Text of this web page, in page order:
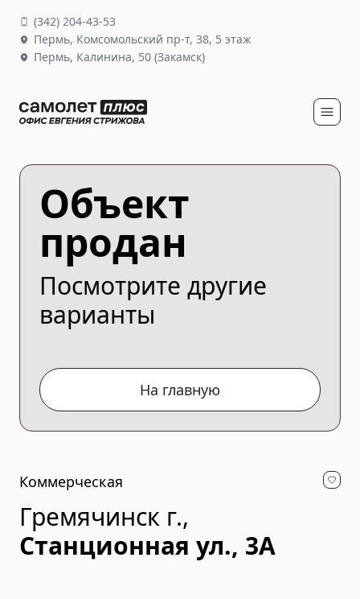
(342) 204-43-53
Пермь, Комсомольский пр-т, 38, 5 этаж
Пермь, Калинина, 50 (Закамск)
Объект
продан
Посмотрите другие
варианты
На главную
Коммерческая
Гремячинск г.,
Станционная ул., 3А